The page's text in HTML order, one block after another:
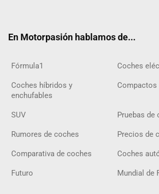
En Motorpasión hablamos de...
Fórmula1 Coches
Coches híbridos y
enchufables
Compactos
SUV Pruebas de
Rumores de coches Precios de
Comparativa de coches Coches
Futuro Mundial de